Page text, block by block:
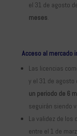
el 31 de agosto
meses.
Acceso al mercado
Las licencias
y el 31 de agosto
un periodo de 6
seguirán siendo
La validez de los
entre el 1 de